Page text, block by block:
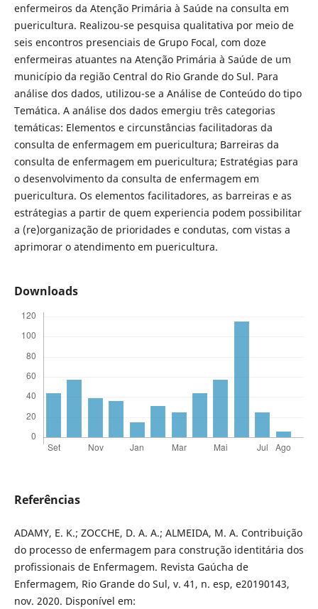
enfermeiros da Atenção Primária à Saúde na consulta em
puericultura. Realizou-se pesquisa qualitativa por meio de
seis encontros presenciais de Grupo Focal, com doze
enfermeiras atuantes na Atenção Primária à Saúde de um
município da região Central do Rio Grande do Sul. Para
análise dos dados, utilizou-se a Análise de Conteúdo do tipo
Temática. A análise dos dados emergiu três categorias
temáticas: Elementos e circunstâncias facilitadoras da
consulta de enfermagem em puericultura; Barreiras da
consulta de enfermagem em puericultura; Estratégias para
o desenvolvimento da consulta de enfermagem em
puericultura. Os elementos facilitadores, as barreiras e as
estrátegias a partir de quem experiencia podem possibilitar
a (re)organização de prioridades e condutas, com vistas a
aprimorar o atendimento em puericultura.
Downloads
Referências
ADAMY, E. K.; ZOCCHE, D. A. A.; ALMEIDA, M. A. Contribuição
do processo de enfermagem para construção identitária dos
profissionais de Enfermagem. Revista Gaúcha de
Enfermagem, Rio Grande do Sul, v. 41, n. esp, e20190143,
nov. 2020. Disponível em: